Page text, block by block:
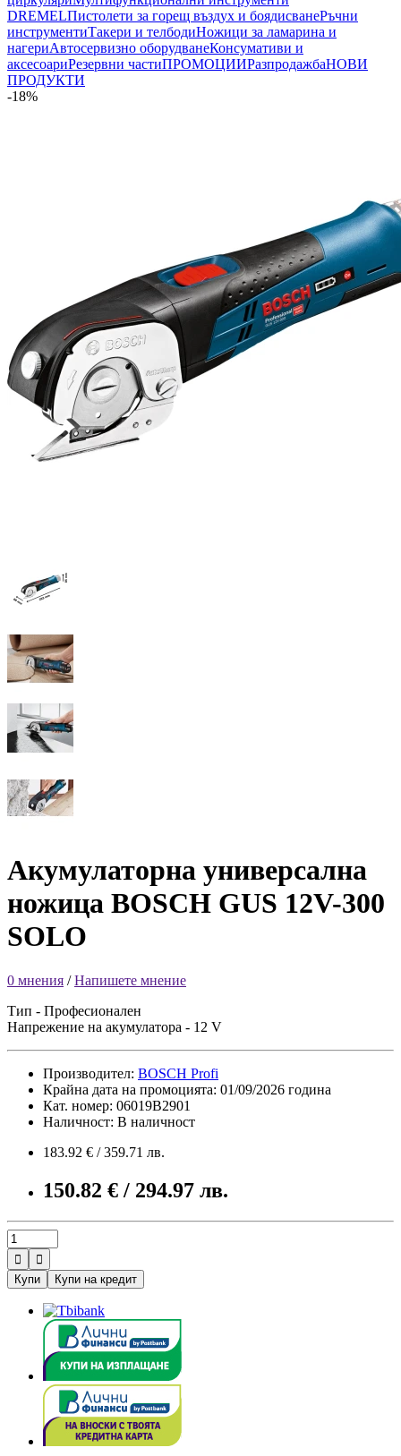
DREMELПистолети за горещ въздух и боядисванеРъчни
инструментиТакери и телбодиНожици за ламарина и
нагериАвтосервизно оборудванеКонсумативи и
аксесоариРезервни частиПРОМОЦИИРазпродажбаНОВИ
ПРОДУКТИ
-18%
Акумулаторна универсална
ножица BOSCH GUS 12V-300
SOLO
0 мнения /Напишете мнение
Тип - Професионален
Напрежение на акумулатора - 12 V
Производител: BOSCH Profi
Крайна дата на промоцията: 01/09/2026 година
Кат. номер: 06019B2901
Наличност: В наличност
183.92 € / 359.71 лв.
150.82 € / 294.97 лв.


Купи
Купи на кредит